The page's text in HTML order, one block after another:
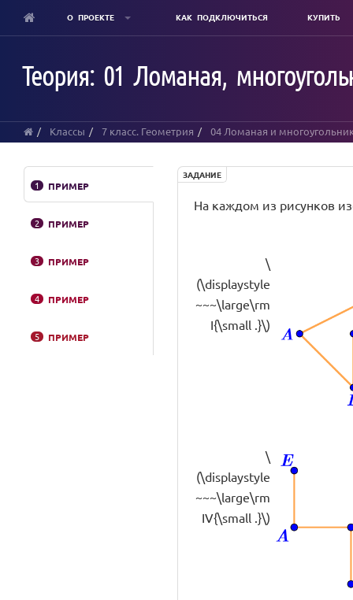
content
О ПРОЕКТЕ КАК ПОДКЛЮЧИТЬСЯ КУПИТЬ
Теория: 01 Ломаная,
Классы 7 класс. Геометрия 04 Ломаная и
1 ПРИМЕР
2 ПРИМЕР
3 ПРИМЕР
4 ПРИМЕР
5 ПРИМЕР
ЗАДАНИЕ
На каждом из рисунков
\
(\displaystyle
~~~\large\rm
I{\small .}\)
\
(\displaystyle
~~~\large\rm
IV{\small .}\)